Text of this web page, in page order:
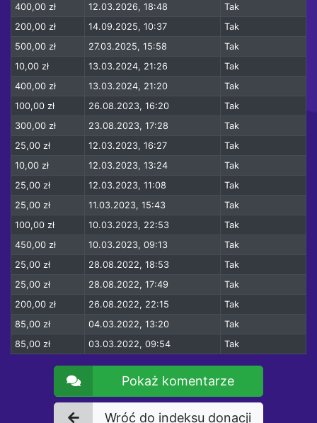
400,00 zł
12.03.2026, 18:48
Tak
200,00 zł
14.09.2025, 10:37
Tak
500,00 zł
27.03.2025, 15:58
Tak
10,00 zł
13.03.2024, 21:26
Tak
400,00 zł
13.03.2024, 21:20
Tak
100,00 zł
26.08.2023, 16:20
Tak
300,00 zł
23.08.2023, 17:28
Tak
25,00 zł
12.03.2023, 16:27
Tak
10,00 zł
12.03.2023, 13:24
Tak
25,00 zł
12.03.2023, 11:08
Tak
25,00 zł
11.03.2023, 15:43
Tak
100,00 zł
10.03.2023, 22:53
Tak
450,00 zł
10.03.2023, 09:13
Tak
25,00 zł
28.08.2022, 18:53
Tak
25,00 zł
28.08.2022, 17:49
Tak
200,00 zł
26.08.2022, 22:15
Tak
85,00 zł
04.03.2022, 13:20
Tak
85,00 zł
03.03.2022, 09:54 Tak
Pokaż komentarze
Wróć do indeksu donacji